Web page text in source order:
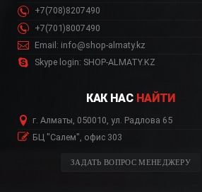
+7(708)8207490
+7(701)8007490
Email: info@shop-almaty.kz
Skype login: SHOP-ALMATY.KZ
КАК НАС НАЙТИ
г. Алматы, 050010, ул. Радлова 65
БЦ "Салем", офис 303
ЗАДАТЬ ВОПРОС МЕНЕДЖЕРУ